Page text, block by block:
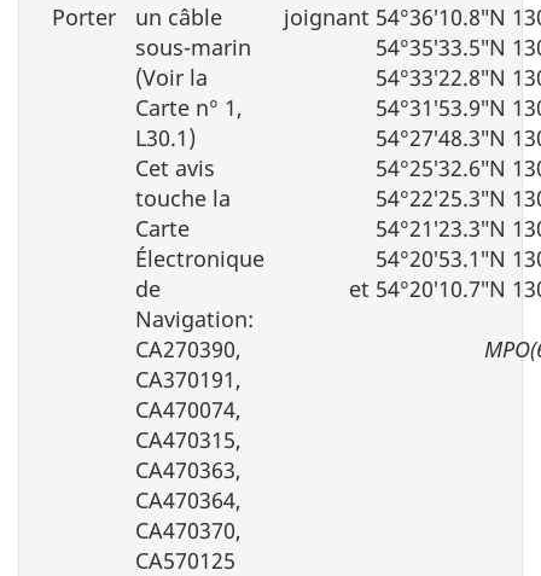
Porter
un câble
sous-marin
(Voir la
Carte n° 1,
L30.1)
Cet avis
touche la
Carte
Électronique
de
Navigation:
CA270390,
CA370191,
CA470074,
CA470315,
CA470363,
CA470364,
CA470370,
CA570125
joignant 54°36′10.8″N
54°35′33.5″N
54°33′22.8″N
54°31′53.9″N
54°27′48.3″N
54°25′32.6″N
54°22′25.3″N
54°21′23.3″N
54°20′53.1″N
et 54°20′10.7″N